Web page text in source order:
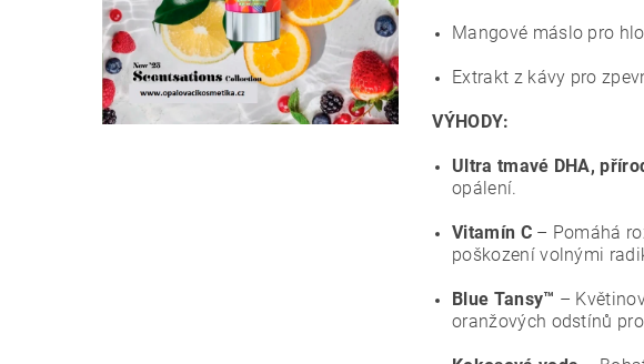
Mangové máslo pro
Extrakt z kávy pro
VÝHODY:
Ultra tmavé DHA,
opálení.
Vitamín C– Pomáhá
poškození volnými
Blue Tansy™ –
oranžových odstínů